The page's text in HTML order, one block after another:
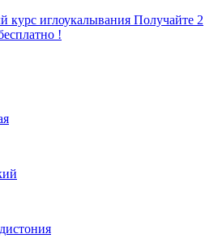
курс иглоукалывания Получайте 2
!